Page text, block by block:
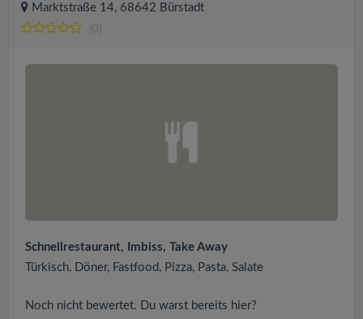
Marktstraße 14, 68642 Bürstadt
(0)
Schnellrestaurant, Imbiss, Take Away
Türkisch, Döner, Fastfood, Pizza, Pasta, Salate
Noch nicht bewertet. Du warst bereits hier?